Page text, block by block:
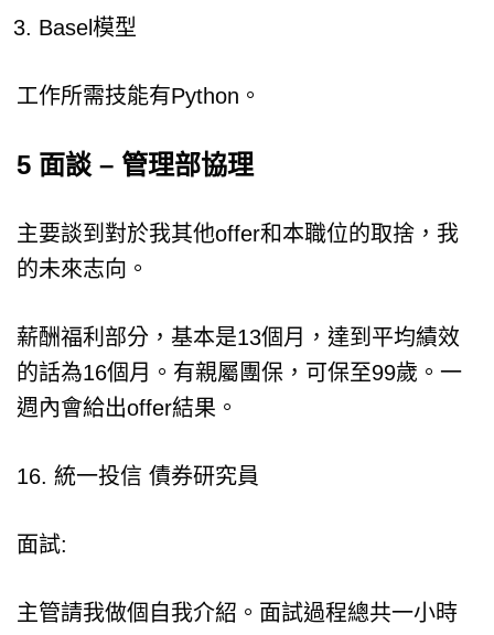
Basel模型
工作所需技能有Python。
5 面談 – 管理部協理
主要談到對於我其他offer和本職位的取捨，我
的未來志向。
薪酬福利部分，基本是13個月，達到平均績效
的話為16個月。有親屬團保，可保至99歲。一
週內會給出offer結果。
16. 統一投信 債券研究員
面試:
主管請我做個自我介紹。面試過程總共一小時